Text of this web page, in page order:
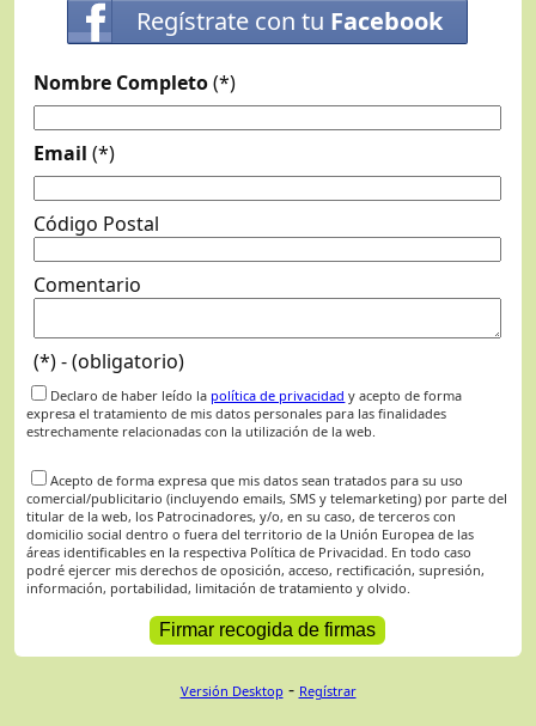
Regístrate con tu Facebook
Nombre Completo(*)
Email (*)
Código Postal
Comentario
(*) - (obligatorio)
Declaro de haber leído la política de privacidad y acepto de forma
expresa el tratamiento de mis datos personales para las finalidades
estrechamente relacionadas con la utilización de la web.
Acepto de forma expresa que mis datos sean tratados para su uso
comercial/publicitario (incluyendo emails, SMS y telemarketing) por parte del
titular de la web, los Patrocinadores, y/o, en su caso, de terceros con
domicilio social dentro o fuera del territorio de la Unión Europea de las
áreas identificables en la respectiva Política de Privacidad. En todo caso
podré ejercer mis derechos de oposición, acceso, rectificación, supresión,
información, portabilidad, limitación de tratamiento y olvido.
Versión Desktop - Regístrar